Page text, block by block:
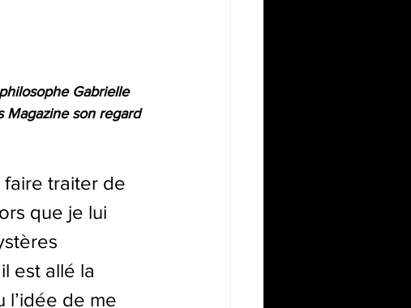
Gabrielle
Magazine son regard
faire traiter de
que je lui
est allé la
l’idée de me